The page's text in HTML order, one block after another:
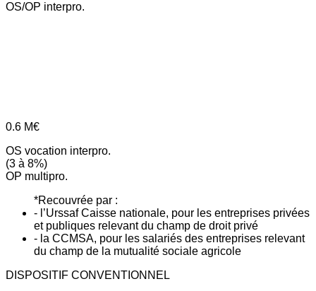
OS/OP interpro.
0.6 M€
OS vocation interpro.
(3 à 8%)
OP multipro.
*Recouvrée par :
- l’Urssaf Caisse nationale, pour les entreprises privées
et publiques relevant du champ de droit privé
- la CCMSA, pour les salariés des entreprises relevant
du champ de la mutualité sociale agricole
DISPOSITIF CONVENTIONNEL